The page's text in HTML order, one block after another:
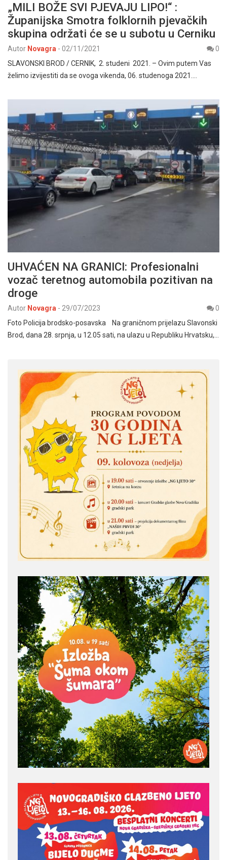
„MILI BOŽE SVI PJEVAJU LIPO!“ :
Županijska Smotra folklornih pjevačkih
skupina održati će se u subotu u Cerniku
Autor Novagra - 02/11/2021
0
SLAVONSKI BROD / CERNIK, 2. studeni 2021. – Ovim putem Vas
želimo izvijestiti da se ovoga vikenda, 06. studenoga 2021.…
UHVAĆEN NA GRANICI: Profesionalni
vozač teretnog automobila pozitivan na
droge
Autor Novagra - 29/07/2023
0
Foto Policija brodsko-posavska Na graničnom prijelazu Slavonski
Brod, dana 28. srpnja, u 12.05 sati, na ulazu u Republiku Hrvatsku,…